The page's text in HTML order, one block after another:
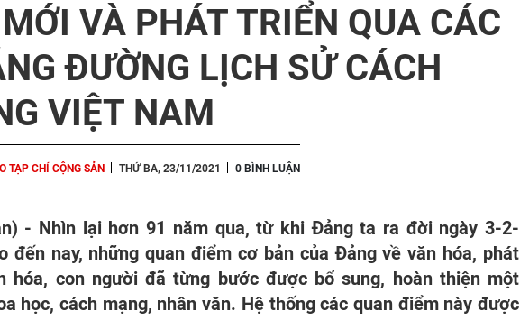
VÀ PHÁT TRIỂN QUA CÁC
ĐƯỜNG LỊCH SỬ CÁCH
VIỆT NAM
TẠP CHÍ CỘNG SẢN THỨ BA, 23/11/2021 0 BÌNH LUẬN
- Nhìn lại hơn 91 năm qua, từ khi Đảng ta ra đời ngày 3-2-
đến nay, những quan điểm cơ bản của Đảng về văn hóa, phát
hóa, con người đã từng bước được bổ sung, hoàn thiện một
học, cách mạng, nhân văn. Hệ thống các quan điểm này được